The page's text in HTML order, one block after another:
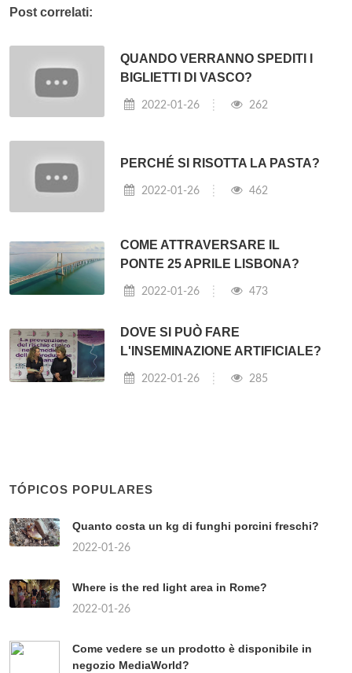
Post correlati:
QUANDO VERRANNO SPEDITI I
BIGLIETTI DI VASCO?
2022-01-26 262
PERCHÉ SI RISOTTA LA PASTA?
2022-01-26 462
COME ATTRAVERSARE IL
PONTE 25 APRILE LISBONA?
2022-01-26 473
DOVE SI PUÒ FARE
L'INSEMINAZIONE ARTIFICIALE?
2022-01-26 285
TÓPICOS POPULARES
Quanto costa un kg di funghi porcini freschi?
2022-01-26
Where is the red light area in Rome?
2022-01-26
Come vedere se un prodotto è disponibile in
negozio MediaWorld?